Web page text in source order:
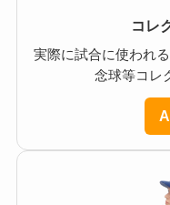
コレ
実際に試合に使われ
念球等コレ